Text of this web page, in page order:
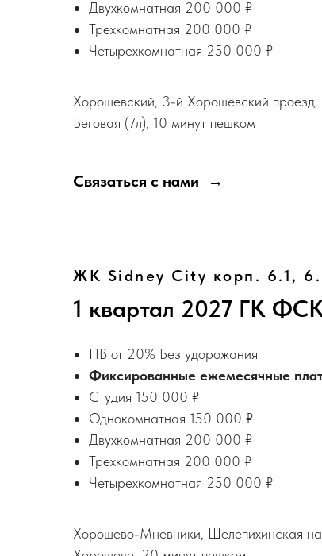
Двухкомнатная 200 000 ₽
Трехкомнатная 200 000 ₽
Четырехкомнатная 250 000 ₽
Хорошевский, 3-й Хорошёвский
Беговая (7л), 10 минут пешком
Связаться с нами
ЖК Sidney City корп. 6.1,
1 квартал 2027 ГК
ПВ от 20% Без удорожания
Фиксированные ежемесячные
Студия 150 000 ₽
Однокомнатная 150 000 ₽
Двухкомнатная 200 000 ₽
Трехкомнатная 200 000 ₽
Четырехкомнатная 250 000 ₽
Хорошево-Мневники, Шелепихинская